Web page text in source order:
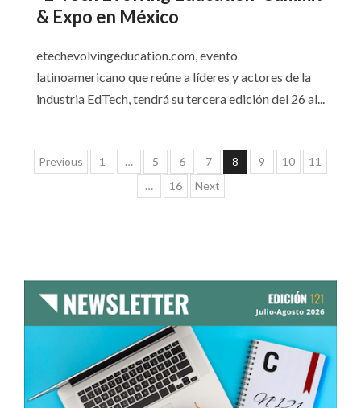
& Expo en México
etechevolvingeducation.com, evento
latinoamericano que reúne a líderes y actores de la
industria EdTech, tendrá su tercera edición del 26 al...
Paginación
Previous 1 … 5 6 7 8 9 10
11
…
16 Next